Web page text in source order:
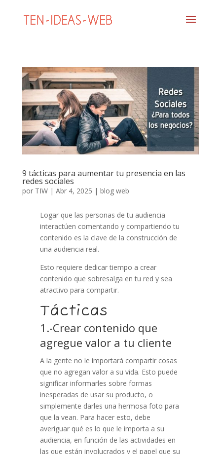
9 tácticas para aumentar tu presencia en las
redes sociales
por TIW| Abr 4, 2025 | blog web
Logar que las personas de tu audiencia
interactúen comentando y compartiendo tu
contenido es la clave de la construcción de
una audiencia real.
Esto requiere dedicar tiempo a crear
contenido que sobresalga en tu red y sea
atractivo para compartir.
Tácticas
1.-Crear contenido que
agregue valor a tu cliente
A la gente no le importará compartir cosas
que no agregan valor a su vida. Esto puede
significar informarles sobre formas
inesperadas de usar su producto, o
simplemente darles una hermosa foto para
que la vean. Para hacer esto, debe
averiguar qué es lo que le importa a su
audiencia, en función de las actividades en
las que están involucrados y el papel que su